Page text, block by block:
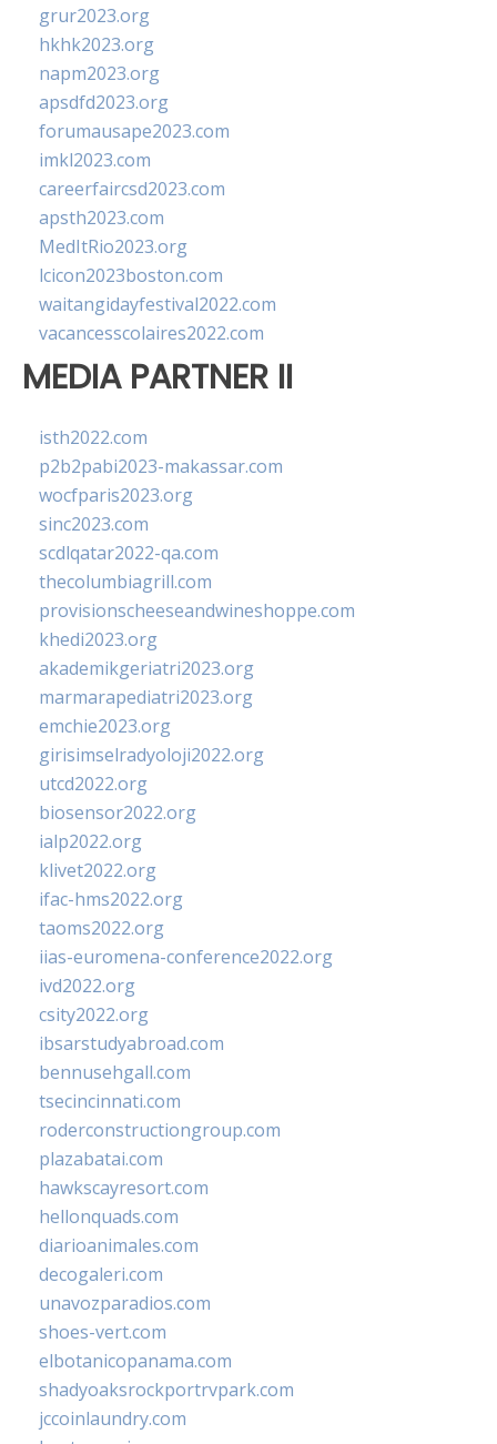
grur2023.org
hkhk2023.org
napm2023.org
apsdfd2023.org
forumausape2023.com
imkl2023.com
careerfaircsd2023.com
apsth2023.com
MedItRio2023.org
lcicon2023boston.com
waitangidayfestival2022.com
vacancesscolaires2022.com
MEDIA PARTNER II
isth2022.com
p2b2pabi2023-makassar.com
wocfparis2023.org
sinc2023.com
scdlqatar2022-qa.com
thecolumbiagrill.com
provisionscheeseandwineshoppe.com
khedi2023.org
akademikgeriatri2023.org
marmarapediatri2023.org
emchie2023.org
girisimselradyoloji2022.org
utcd2022.org
biosensor2022.org
ialp2022.org
klivet2022.org
ifac-hms2022.org
taoms2022.org
iias-euromena-conference2022.org
ivd2022.org
csity2022.org
ibsarstudyabroad.com
bennusehgall.com
tsecincinnati.com
roderconstructiongroup.com
plazabatai.com
hawkscayresort.com
hellonquads.com
diarioanimales.com
decogaleri.com
unavozparadios.com
shoes-vert.com
elbotanicopanama.com
shadyoaksrockportrvpark.com
jccoinlaundry.com